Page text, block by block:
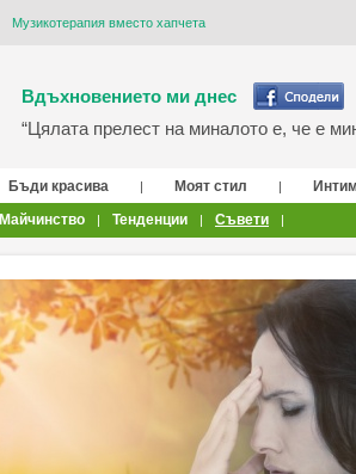
Музикотерапия вместо хапчета
Вдъхновението ми днес
“Цялата прелест на миналото е, че е
Бъди красива | Моят стил |
Майчинство | Тенденции | Съвети |